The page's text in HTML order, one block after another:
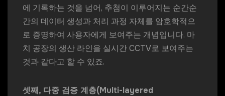
에 기록하는 것을 넘어, 추첨이 이루어지는 순간순
간의 데이터 생성과 처리 과정 자체를 암호학적으
로 증명하여 사용자에게 보여주는 개념입니다. 마
치 공장의 생산 라인을 실시간 CCTV로 보여주는
것과 같다고 할 수 있죠.
셋째, 다중 검증 계층(Multi-layered